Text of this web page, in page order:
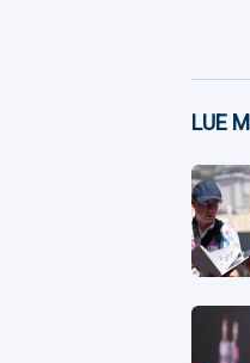
LUE